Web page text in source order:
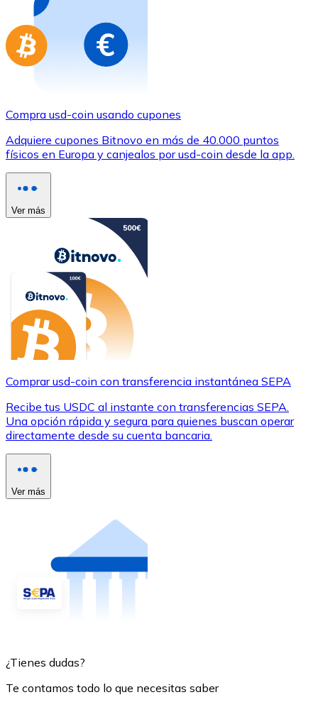
Compra usd-coin usando cupones
Adquiere cupones Bitnovo en más de 40.000 puntos
físicos en Europa y canjealos por usd-coin desde la app.
Ver más
Comprar usd-coin con transferencia instantánea SEPA
Recibe tus USDC al instante con transferencias SEPA.
Una opción rápida y segura para quienes buscan operar
directamente desde su cuenta bancaria.
Ver más
¿Tienes dudas?
Te contamos todo lo que necesitas saber